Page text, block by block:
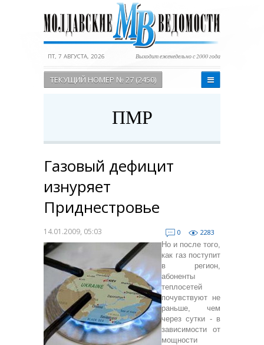
ПТ, 7 АВГУСТА, 2026 Выходит еженедельно с 2000 года
ТЕКУЩИЙ НОМЕР № 27 (2450)
ПМР
Газовый дефицит
изнуряет
Приднестровье
14.01.2009, 05:03 0
2283
Но и после того,
как газ поступит
в регион,
абоненты
теплосетей
почувствуют не
раньше, чем
через сутки - в
зависимости от
мощности